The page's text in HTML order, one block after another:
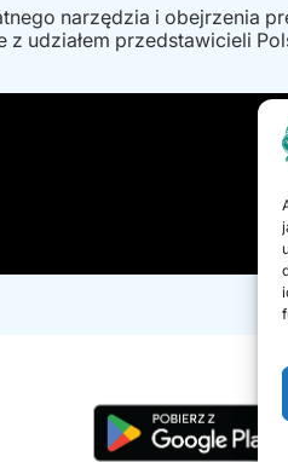
narzędzia i obejrzenia
z udziałem przedstawicieli